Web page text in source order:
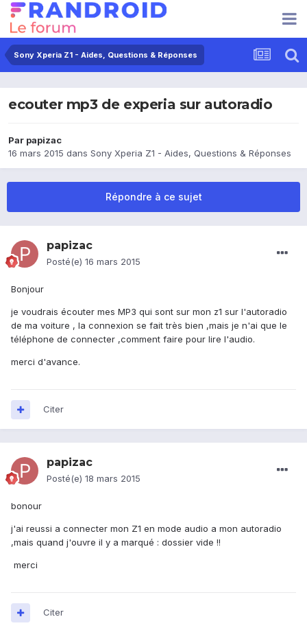
Sony Xperia Z1 - Aides, Questions & Réponses
ecouter mp3 de experia sur autoradio
Par papizac
16 mars 2015 dans Sony Xperia Z1 - Aides, Questions & Réponses
Répondre à ce sujet
papizac
Posté(e) 16 mars 2015
Bonjour
je voudrais écouter mes MP3 qui sont sur mon z1 sur l'autoradio
de ma voiture , la connexion se fait très bien ,mais je n'ai que le
téléphone de connecter ,comment faire pour lire l'audio.
merci d'avance.
Citer
papizac
Posté(e) 18 mars 2015
bonour
j'ai reussi a connecter mon Z1 en mode audio a mon autoradio
,mais quand j'ouvre il y a marqué : dossier vide !!
merci
Citer